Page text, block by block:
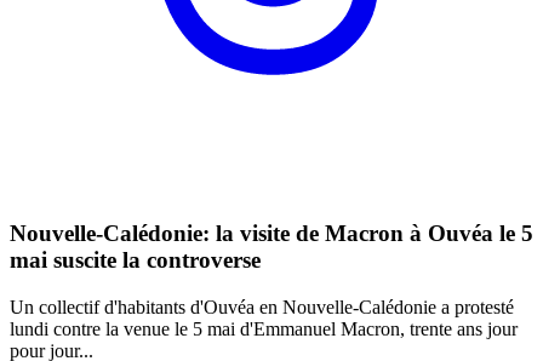
Nouvelle-Calédonie: la visite de Macron à Ouvéa le 5
mai suscite la controverse
Un collectif d'habitants d'Ouvéa en Nouvelle-Calédonie a protesté
lundi contre la venue le 5 mai d'Emmanuel Macron, trente ans jour
pour jour...